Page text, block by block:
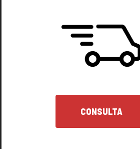
CONSULTA